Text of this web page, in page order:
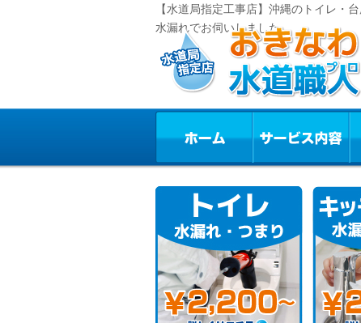
【水道局指定工事店】沖縄のトイレ・
水漏れでお伺いしました。